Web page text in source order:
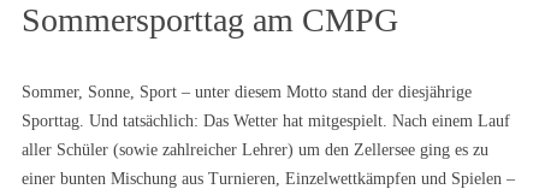
Sommersporttag am CMPG
Sommer, Sonne, Sport – unter diesem Motto stand der diesjährige
Sporttag. Und tatsächlich: Das Wetter hat mitgespielt. Nach einem Lauf
aller Schüler (sowie zahlreicher Lehrer) um den Zellersee ging es zu
einer bunten Mischung aus Turnieren, Einzelwettkämpfen und Spielen –